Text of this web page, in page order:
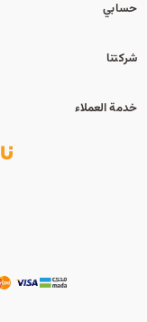
حسابي
شركتنا
خدمة العملاء